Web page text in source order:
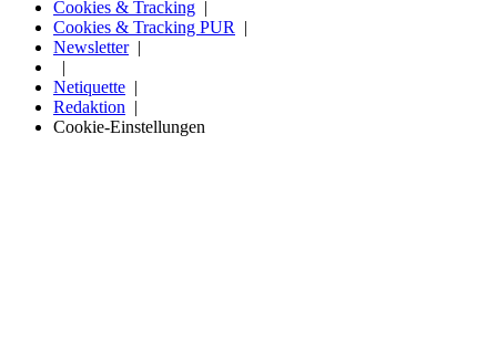
Cookies & Tracking
Cookies & Tracking PUR
Newsletter
Netiquette
Redaktion
Cookie-Einstellungen